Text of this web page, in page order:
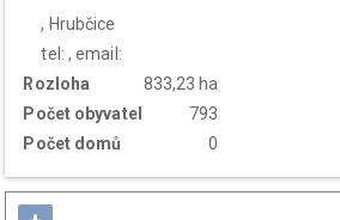
, Hrubčice
tel: , email:
Rozloha
833,23 ha
Počet obyvatel
793
Počet domů
0